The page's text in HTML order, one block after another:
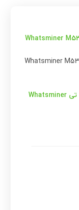
دستگاه ماینر میکرو بی تی Whatsminer